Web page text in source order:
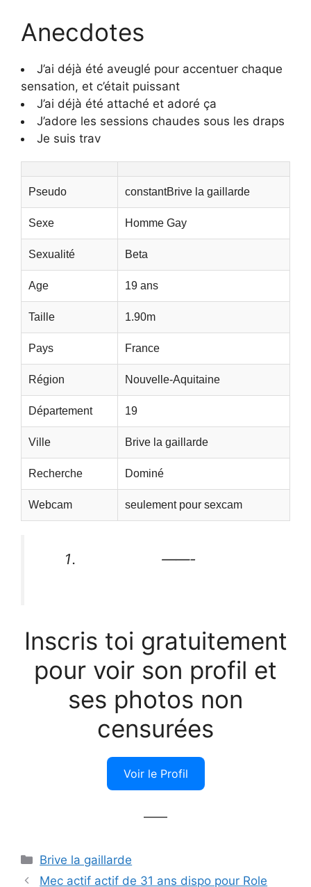
Anecdotes
J’ai déjà été aveuglé pour accentuer chaque
sensation, et c’était puissant
J’ai déjà été attaché et adoré ça
J’adore les sessions chaudes sous les draps
Je suis trav
Pseudo constantBrive la gaillarde
Sexe Homme Gay
Sexualité Beta
Age 19 ans
Taille 1.90m
Pays France
Région Nouvelle-Aquitaine
Département 19
Ville Brive la gaillarde
Recherche Dominé
Webcam seulement pour sexcam
——-
Inscris toi gratuitement
pour voir son profil et
ses photos non
censurées
Voir le Profil
——
Catégories
Brive la gaillarde
Mec actif actif de 31 ans dispo pour Role